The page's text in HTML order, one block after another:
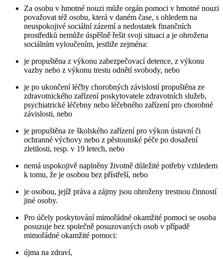
Za osobu v hmotné nouzi může orgán pomoci v hmotné nouzi
považovat též osobu, která v daném čase, s ohledem na
neuspokojivé sociální zázemí a nedostatek finančních
prostředků nemůže úspěšně řešit svoji situaci a je ohrožena
sociálním vyloučením, jestliže zejména:
je propuštěna z výkonu zabezpečovací detence, z výkonu
vazby nebo z výkonu trestu odnětí svobody, nebo
je po ukončení léčby chorobných závislostí propuštěna ze
zdravotnického zařízení poskytovatele zdravotních služeb,
psychiatrické léčebny nebo léčebného zařízení pro chorobné
závislosti, nebo
je propuštěna ze školského zařízení pro výkon ústavní či
ochranné výchovy nebo z pěstounské péče po dosažení
zletilosti, resp. v 19 letech, nebo
nemá uspokojivě naplněny životně důležité potřeby vzhledem
k tomu, že je osobou bez přístřeší, nebo
je osobou, jejíž práva a zájmy jsou ohroženy trestnou činností
jiné osoby.
Pro účely poskytování mimořádné okamžité pomoci se osoba
posuzuje bez společně posuzovaných osob v případě
mimořádné okamžité pomoci:
újma na zdraví,